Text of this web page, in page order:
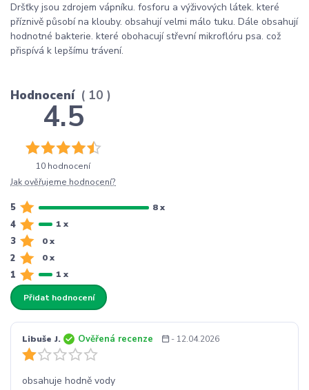
Dršťky jsou zdrojem vápníku. fosforu a výživových látek. které
příznivě působí na klouby. obsahují velmi málo tuku. Dále obsahují
hodnotné bakterie. které obohacují střevní mikroflóru psa. což
přispívá k lepšímu trávení.
Hodnocení 10
Přidat hodnocení
4.5
10 hodnocení
Jak ověřujeme hodnocení?
5 8 x
4 1 x
3 0 x
2 0 x
1 1 x
Libuše J. Ověřená recenze - 12.04.2026
obsahuje hodně vody